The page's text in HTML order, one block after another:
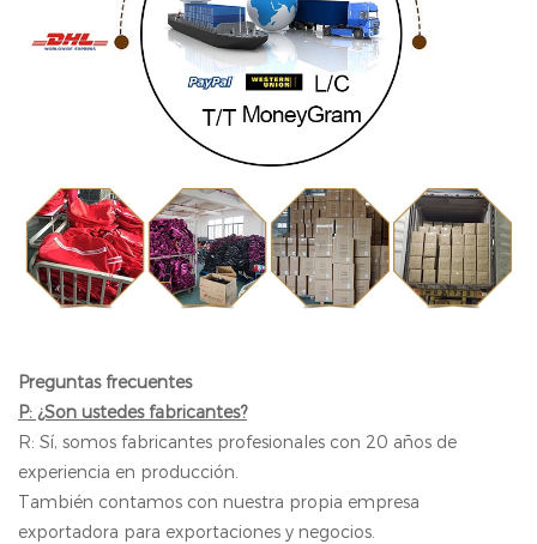
Preguntas frecuentes
P: ¿Son ustedes fabricantes?
R: Sí, somos fabricantes profesionales con 20 años de
experiencia en producción.
También contamos con nuestra propia empresa
exportadora para exportaciones y negocios.